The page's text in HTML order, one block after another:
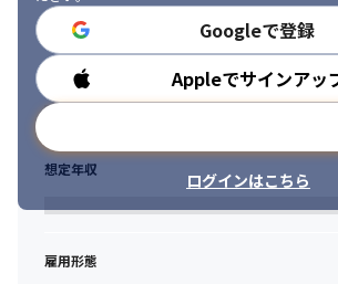
・大手商社向け／Azure環境の運用・サポー
・エンタメ企業向け／クラウドVDI基盤の運用
・金融系企業向け／社員向けPC・IT環境のヘ
応）
・その他、教育機関や流通企業など幅広い業
ロジェクト
※これまでのご経験やスキルに応じて、ヘル
ート業務からスタートしていただく場合があ
Googleで登録
Appleでサインアッ
ログインはこちら
勤務時間
想定年収
雇用形態